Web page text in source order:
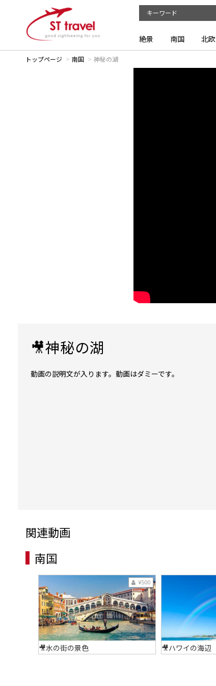
絶景 南国 北欧
トップページ 南国 神秘の湖
🎥神秘の湖
動画の説明文が入ります。動画はダミーです。
関連動画
南国
🎥水の街の景色
¥500
🎥ハワイの海辺